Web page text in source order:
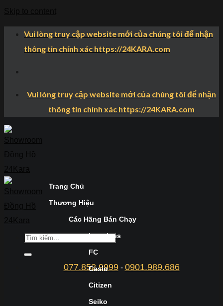
Vui lòng truy cập website mới của chúng tôi để nhận
thông tin chính xác https://24KARA.com
Vui lòng truy cập website mới của chúng tôi để nhận
thông tin chính xác https://24KARA.com
077.852.9999- 0901.989.686
Trang Chủ
Thương Hiệu
Các Hãng Bán Chạy
Longines
FC
Casio
Citizen
Seiko